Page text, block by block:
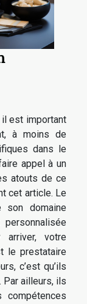
il est important
à moins de
dans le
appel à un
atouts de ce
cet article. Le
son domaine
votre
le prestataire
c’est qu’ils
ailleurs, ils
compétences